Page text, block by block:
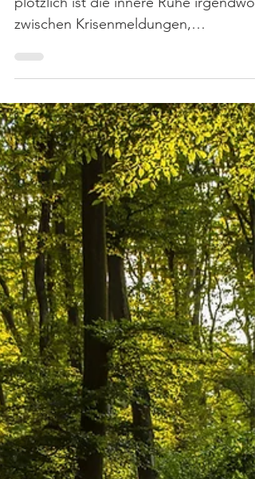
Ein kurzer Blick aufs Handy, und
plötzlich ist die innere Ruhe irgendwo
zwischen Krisenmeldungen,
Kommentarspalten und schlechten
Beitrag erzählt vom Doomscrolling,
unserer Sehnsucht nach Stille und
davon, warum Weglegen manchmal
klüger ist als Weiterscrollen.